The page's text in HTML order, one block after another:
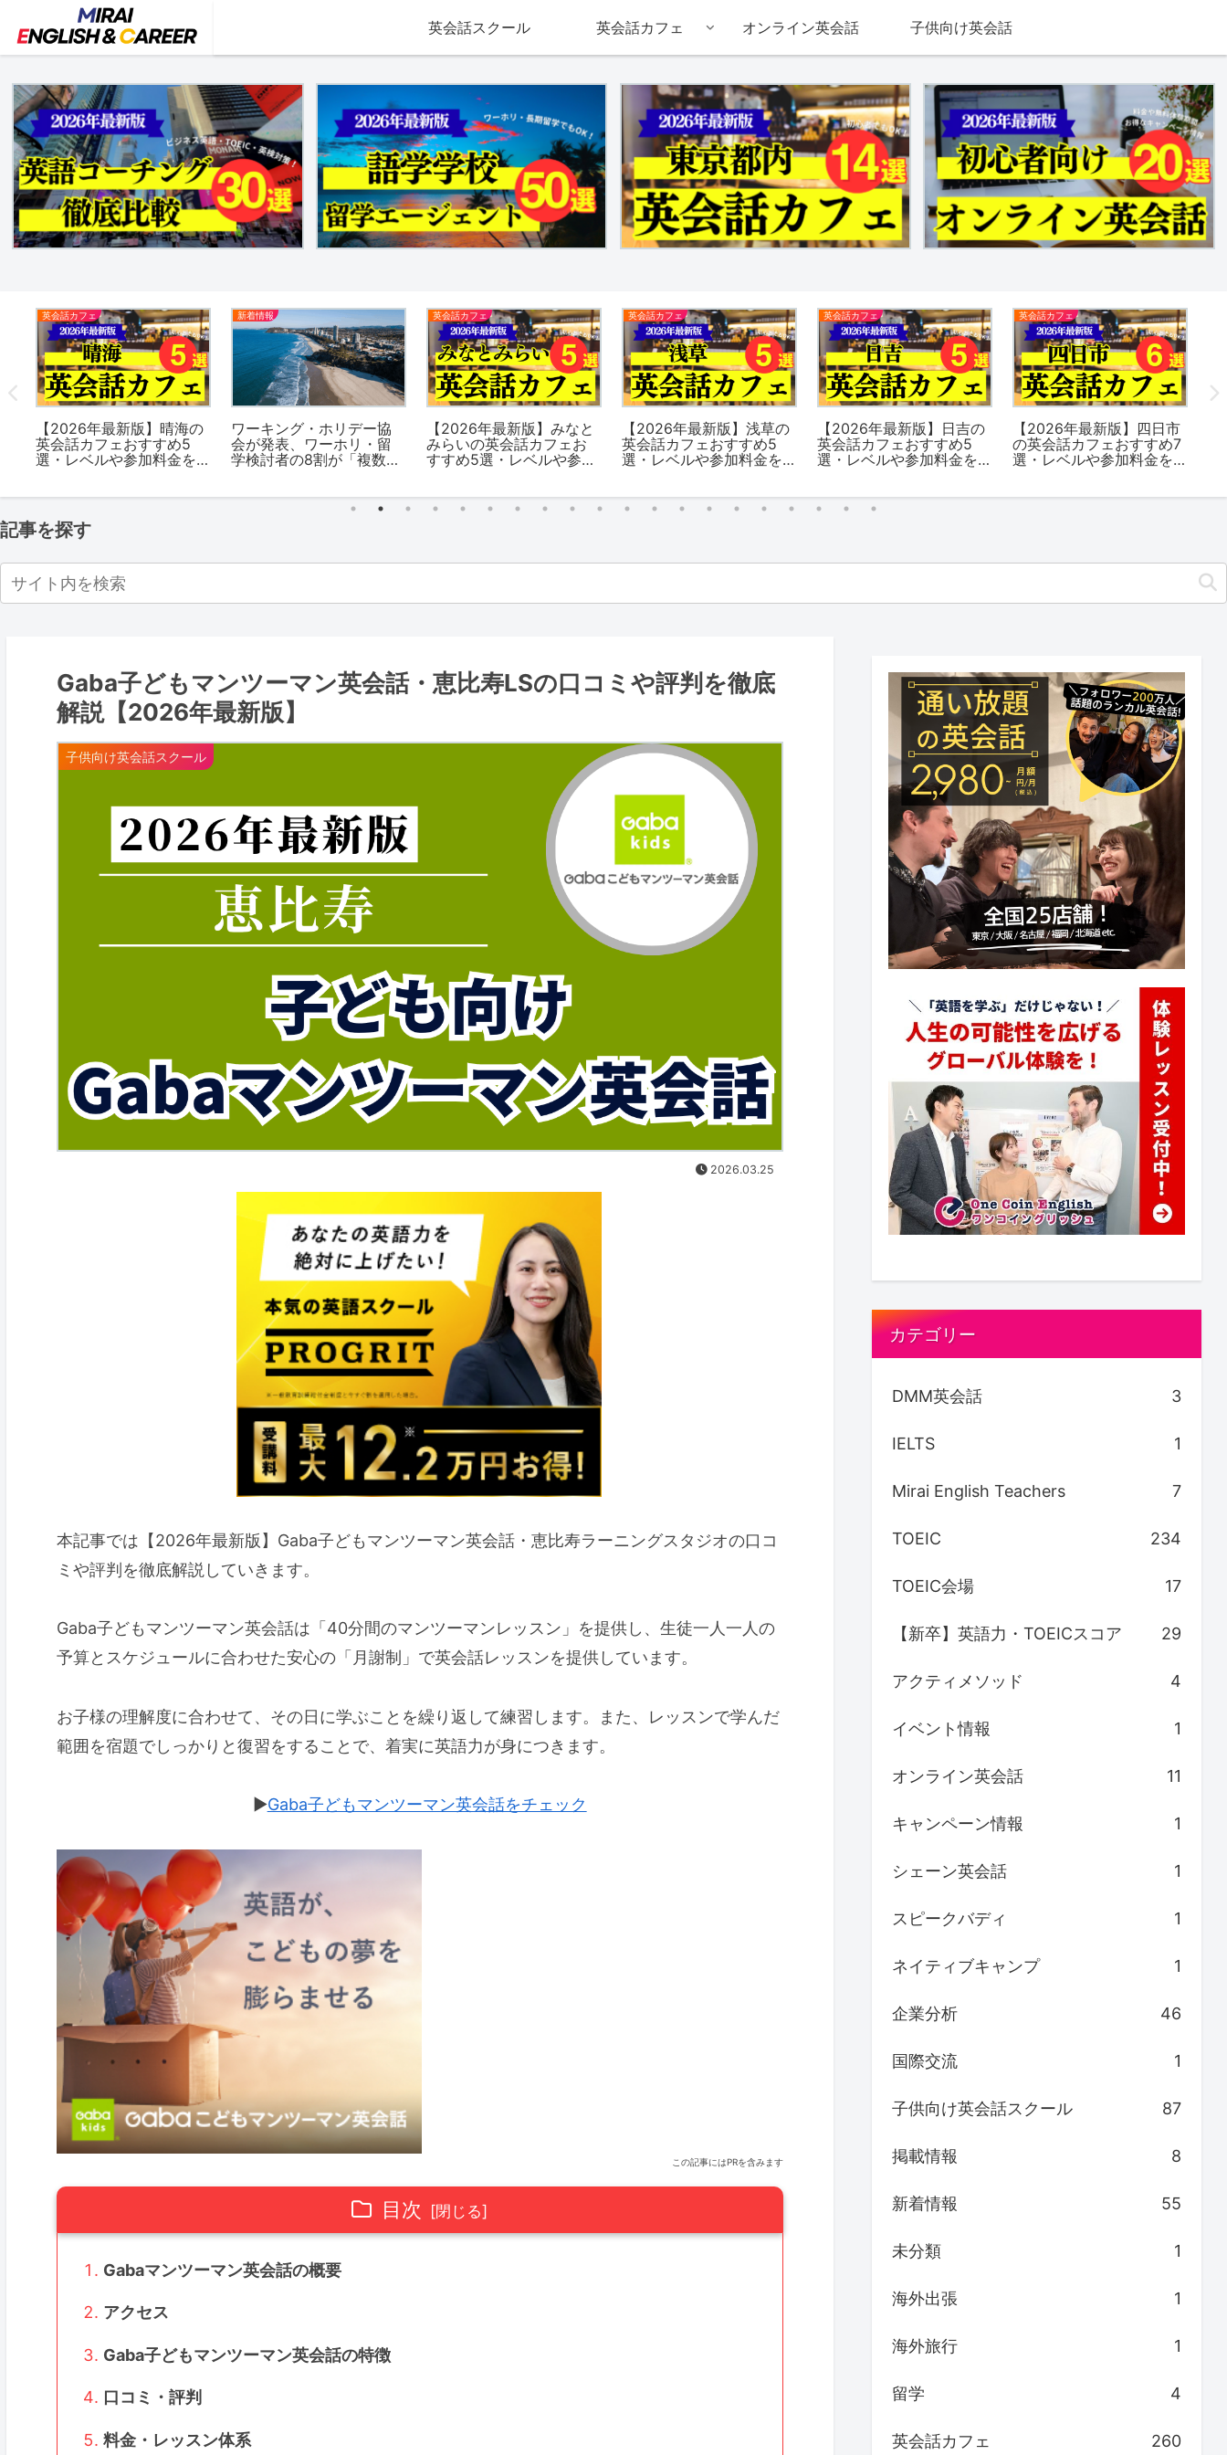
英会話スクール 英会話カフェ オンライン英会話 子供向け英会話
英会話カフェ
【2026年最新版】晴海の
英会話カフェおすすめ5
選・レベルや参加料金を
新着情報
ワーキング・ホリデー協
会が発表、ワーホリ・留
学検討者の8割が「複数エ
英会話カフェ
【2026年最新版】みなと
みらいの英会話カフェお
すすめ5選・レベルや参加
英会話カフェ
【2026年最新版】浅草の
英会話カフェおすすめ5
選・レベルや参加料金を
英会話カフェ
【2026年最新版】日吉の
英会話カフェおすすめ5
選・レベルや参加料金を
英会話カフェ
【2026年最新版】四日市
の英会話カフェおすすめ7
選・レベルや参加料金を
記事を探す
Gaba子どもマンツーマン英会話・恵比寿LSの口コミや評判を徹底
解説【2026年最新版】
子供向け英会話スクール
2026.03.25
本記事では【2026年最新版】Gaba子どもマンツーマン英会話・恵比寿ラーニングスタジオの口コ
ミや評判を徹底解説していきます。
Gaba子どもマンツーマン英会話は「40分間のマンツーマンレッスン」を提供し、生徒一人一人の
予算とスケジュールに合わせた安心の「月謝制」で英会話レッスンを提供しています。
お子様の理解度に合わせて、その日に学ぶことを繰り返して練習します。また、レッスンで学んだ
範囲を宿題でしっかりと復習をすることで、着実に英語力が身につきます。
▶︎Gaba子どもマンツーマン英会話をチェック
この記事にはPRを含みます
目次
Gabaマンツーマン英会話の概要
アクセス
Gaba子どもマンツーマン英会話の特徴
口コミ・評判
料金・レッスン体系
カテゴリー
DMM英会話 3
IELTS 1
Mirai English Teachers 7
TOEIC 234
TOEIC会場 17
【新卒】英語力・TOEICスコア 29
アクティメソッド 4
イベント情報 1
オンライン英会話 11
キャンペーン情報 1
シェーン英会話 1
スピークバディ 1
ネイティブキャンプ 1
企業分析 46
国際交流 1
子供向け英会話スクール 87
掲載情報 8
新着情報 55
未分類 1
海外出張 1
海外旅行 1
留学 4
英会話カフェ 260